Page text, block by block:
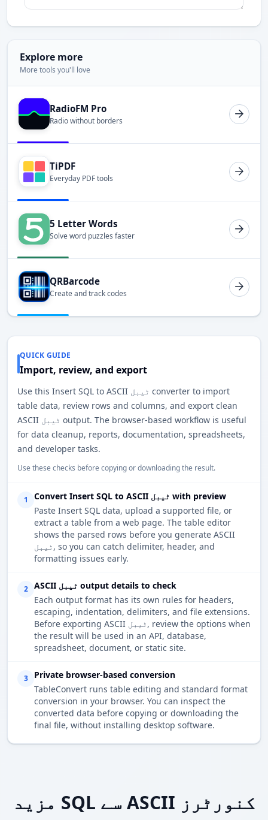
Explore more
More tools you'll love
RadioFM Pro
Radio without borders
TiPDF
Everyday PDF tools
5 Letter Words
Solve word puzzles faster
QRBarcode
Create and track codes
QUICK GUIDE
Import, review, and export
Use this Insert SQL to ASCII ٹیبل converter to import
table data, review rows and columns, and export clean
ASCII ٹیبل output. The browser-based workflow is useful
for data cleanup, reports, documentation, spreadsheets,
and developer tasks.
Use these checks before copying or downloading the result.
1
Convert Insert SQL to ASCII ٹیبل with preview
Paste Insert SQL data, upload a supported file, or
extract a table from a web page. The table editor
shows the parsed rows before you generate ASCII
ٹیبل, so you can catch delimiter, header, and
formatting issues early.
2
ASCII ٹیبل output details to check
Each output format has its own rules for headers,
escaping, indentation, delimiters, and file extensions.
Before exporting ASCII ٹیبل, review the options when
the result will be used in an API, database,
spreadsheet, document, or static site.
3
Private browser-based conversion
TableConvert runs table editing and standard format
conversion in your browser. You can inspect the
converted data before copying or downloading the
final file, without installing desktop software.
مزید SQL سے ASCII کنورٹرز